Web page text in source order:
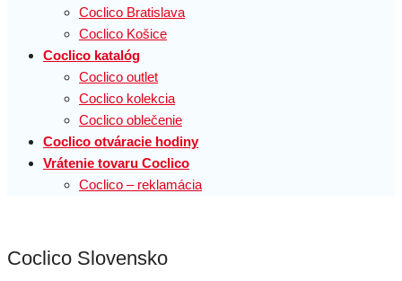
Coclico Bratislava
Coclico Košice
Coclico katalóg
Coclico outlet
Coclico kolekcia
Coclico oblečenie
Coclico otváracie hodiny
Vrátenie tovaru Coclico
Coclico – reklamácia
Coclico Slovensko